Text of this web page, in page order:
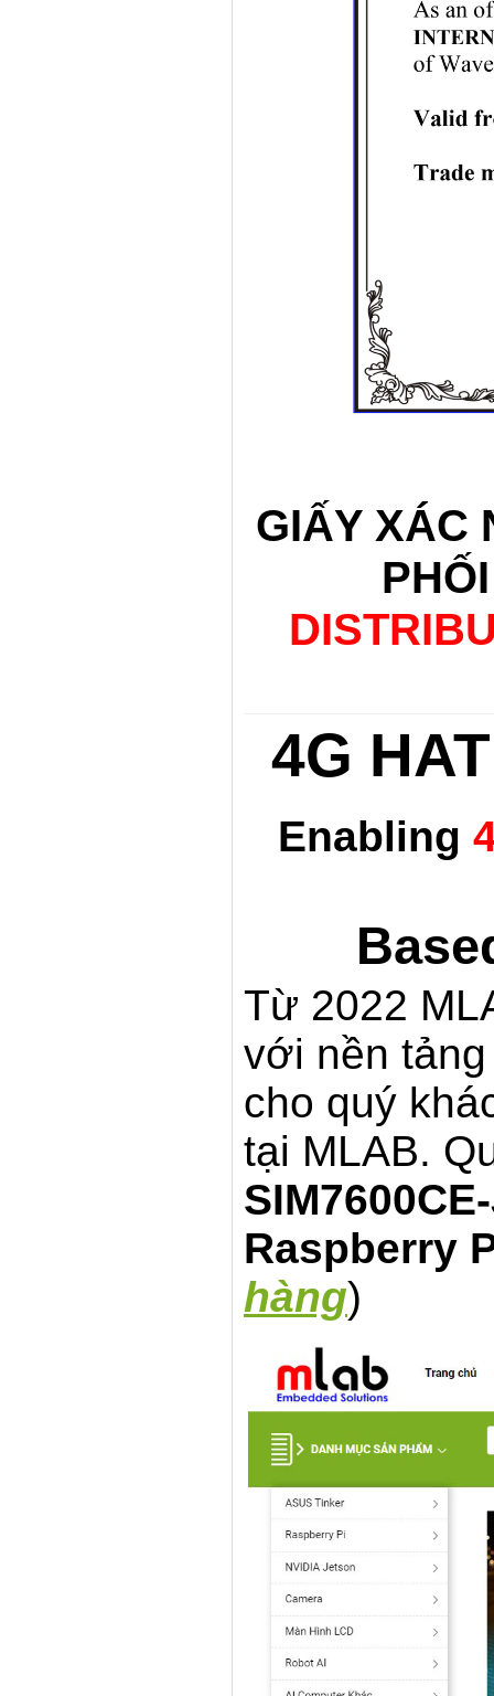
GIẤY XÁC
4G HAT
Enabling
Từ 2022
với nền
cho quý
tại MLAB.
Raspberry
hàng)